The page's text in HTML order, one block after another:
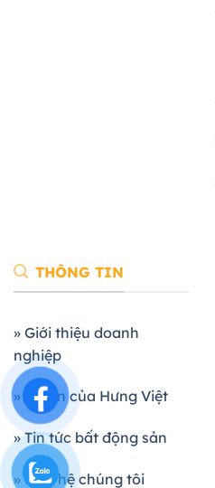
THÔNG TIN
» Giới thiệu doanh
nghiệp
» Dự án của Hưng Việt
» Tin tức bất động sản
» Liên hệ chúng tôi